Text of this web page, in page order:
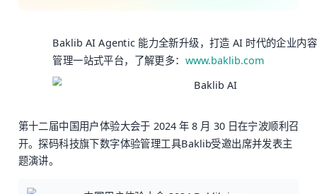
Baklib AI Agentic 能力全新升级，打造 AI 时代的企业内
管理一站式平台，了解更多： www.baklib.com
第十二届中国用户体验大会于 2024 年 8 月 30 日在宁波顺利召
开。探码科技旗下数字体验管理工具Baklib受邀出席并发表主
题演讲。